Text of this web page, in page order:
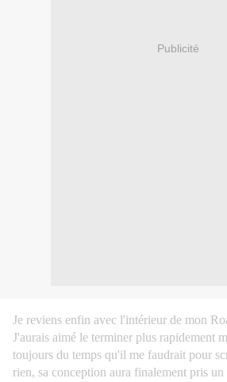
Publicité
Je reviens enfin avec l'intérieur de mon
J'aurais aimé le terminer plus rapidement
toujours du temps qu'il me faudrait pour
rien, sa conception aura finalement pris